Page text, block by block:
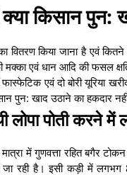
क्या किसान पुन:
वितरण किया जाना है एवं
मक्का एवं धान आदि की फसल
एवं दो बोरी यूरिया
पुन: खाद उठाने का हकदार
पोती करने में
में गुणवत्ता रहित बगैर
रही है। इसी कड़ी में लगभग